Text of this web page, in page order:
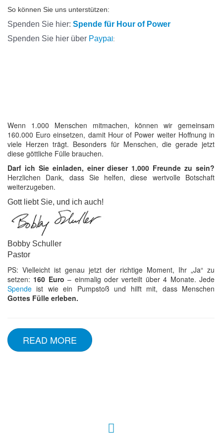
So können Sie uns unterstützen:
Spenden Sie hier: Spende für Hour of Power
Spenden Sie hier über Paypal:
Wenn 1.000 Menschen mitmachen, können wir gemeinsam
160.000 Euro einsetzen, damit Hour of Power weiter Hoffnung in
viele Herzen trägt. Besonders für Menschen, die gerade jetzt
diese göttliche Fülle brauchen.
Darf ich Sie einladen, einer dieser 1.000 Freunde zu sein?
Herzlichen Dank, dass Sie helfen, diese wertvolle Botschaft
weiterzugeben.
Gott liebt Sie, und ich auch!
Bobby Schuller
Pastor
PS: Vielleicht ist genau jetzt der richtige Moment, Ihr „Ja“ zu
setzen: 160 Euro – einmalig oder verteilt über 4 Monate. Jede
Spende ist wie ein Pumpstoß und hilft mit, dass Menschen
Gottes Fülle erleben.
READ MORE